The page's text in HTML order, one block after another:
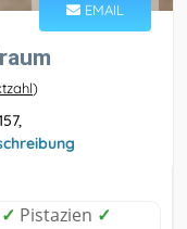
EMAIL
)
✓ Pistazien ✓